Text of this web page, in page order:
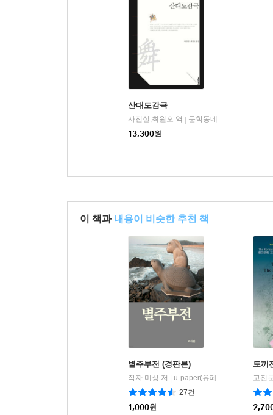
산대도감극
사진실,최원오 역 | 문학동네
13,300원
이 책과 내용이 비슷한 추천 책
별주부전 (경판본)
작자 미상 저 | u-paper(유페이퍼)
27건
1,000원
토끼
고전